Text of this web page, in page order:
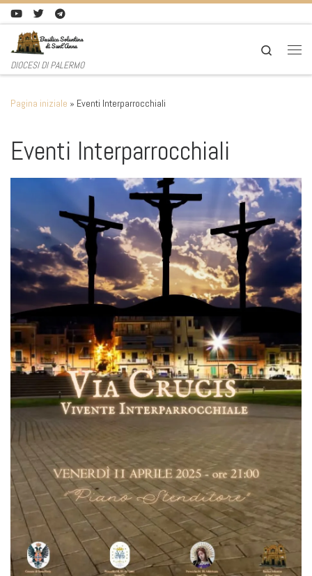
Passa al contenuto
DIOCESI DI PALERMO
Search
Pagina iniziale » Eventi Interparrocchiali
Eventi Interparrocchiali